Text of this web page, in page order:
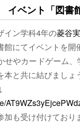
イベント「図書
イン学科4年の菱谷
館にてイベントを開
せやカードゲーム、
と共に結びましょ
も受け付けており